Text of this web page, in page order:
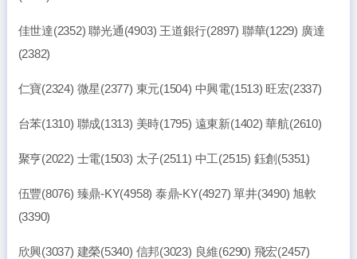
佳世達(2352) 聯光通(4903) 王道銀行(2897) 聯華(1229) 廣達
(2382)
仁寶(2324) 微星(2377) 東元(1504) 中興電(1513) 旺宏(2337)
台苯(1310) 聯成(1313) 美時(1795) 遠東新(1402) 華航(2610)
聚亨(2022) 士電(1503) 太子(2511) 中工(2515) 鈺創(5351)
伍豐(8076) 臻鼎-KY(4958) 泰鼎-KY(4927) 單井(3490) 旭軟
(3390)
欣興(3037) 建榮(5340) 信邦(3023) 良維(6290) 飛宏(2457)